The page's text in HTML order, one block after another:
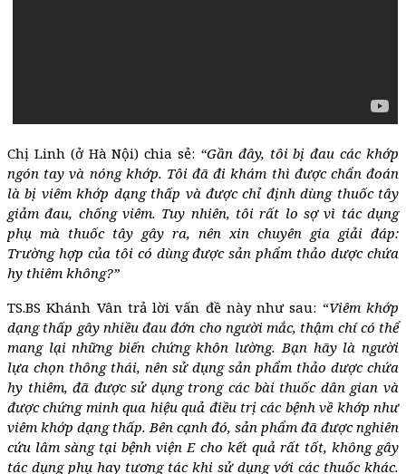
Chị Linh (ở Hà Nội) chia sẻ: “Gần đây, tôi bị đau các khớp
ngón tay và nóng khớp. Tôi đã đi khám thì được chẩn đoán
là bị viêm khớp dạng thấp và được chỉ định dùng thuốc tây
giảm đau, chống viêm. Tuy nhiên, tôi rất lo sợ vì tác dụng
phụ mà thuốc tây gây ra, nên xin chuyên gia giải đáp:
Trường hợp của tôi có dùng được sản phẩm thảo dược chứa
hy thiêm không?”
TS.BS Khánh Vân trả lời vấn đề này như sau: “Viêm khớp
dạng thấp gây nhiều đau đớn cho người mắc, thậm chí có thể
mang lại những biến chứng khôn lường. Bạn hãy là người
lựa chọn thông thái, nên sử dụng sản phẩm thảo dược chứa
hy thiêm, đã được sử dụng trong các bài thuốc dân gian và
được chứng minh qua hiệu quả điều trị các bệnh về khớp như
viêm khớp dạng thấp. Bên cạnh đó, sản phẩm đã được nghiên
cứu lâm sàng tại bệnh viện E cho kết quả rất tốt, không gây
tác dụng phụ hay tương tác khi sử dụng với các thuốc khác.